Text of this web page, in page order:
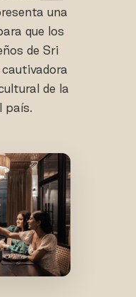
una
que los
de Sri
de la
país.